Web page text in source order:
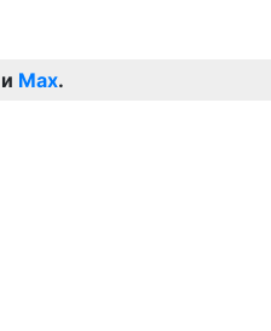
и Max.